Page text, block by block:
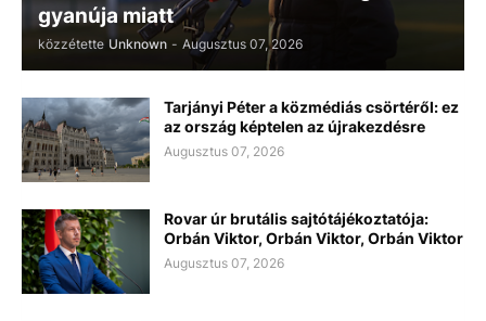
gyanúja miatt
közzétette Unknown - Augusztus 07, 2026
Tarjányi Péter a közmédiás csörtéről: ez
az ország képtelen az újrakezdésre
Augusztus 07, 2026
Rovar úr brutális sajtótájékoztatója:
Orbán Viktor, Orbán Viktor, Orbán Viktor
Augusztus 07, 2026